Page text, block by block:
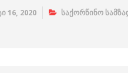
16, 2020 საქორწინო